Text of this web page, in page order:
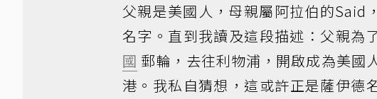
父親是美國人，母親屬阿拉伯的Said
名字。直到我讀及這段描述：父親為
國 郵輪，去往利物浦，開啟成為美國
港。我私自猜想，這或許正是薩伊